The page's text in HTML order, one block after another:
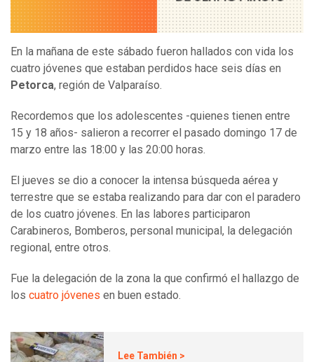
En la mañana de este sábado fueron hallados con vida los
cuatro jóvenes que estaban perdidos hace seis días en
Petorca, región de Valparaíso.
Recordemos que los adolescentes -quienes tienen entre
15 y 18 años- salieron a recorrer el pasado domingo 17 de
marzo entre las 18:00 y las 20:00 horas.
El jueves se dio a conocer la intensa búsqueda aérea y
terrestre que se estaba realizando para dar con el paradero
de los cuatro jóvenes. En las labores participaron
Carabineros, Bomberos, personal municipal, la delegación
regional, entre otros.
Fue la delegación de la zona la que confirmó el hallazgo de
los cuatro jóvenes en buen estado.
Lee También >